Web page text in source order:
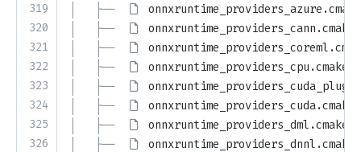
319
320
321
322
323
324
325
326
│   ├──
onnxruntime_providers_azure.cmake
│   ├──
onnxruntime_providers_cann.cmake
│   ├──
│   ├──
onnxruntime_providers_cpu.cmake
│   ├──
│   ├──
onnxruntime_providers_cuda.cmake
│   ├──
onnxruntime_providers_dml.cmake
│   ├──
onnxruntime_providers_dnnl.cmake